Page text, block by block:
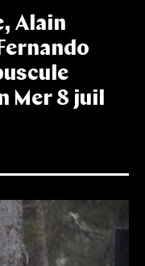
Alain
Mer 8 juil